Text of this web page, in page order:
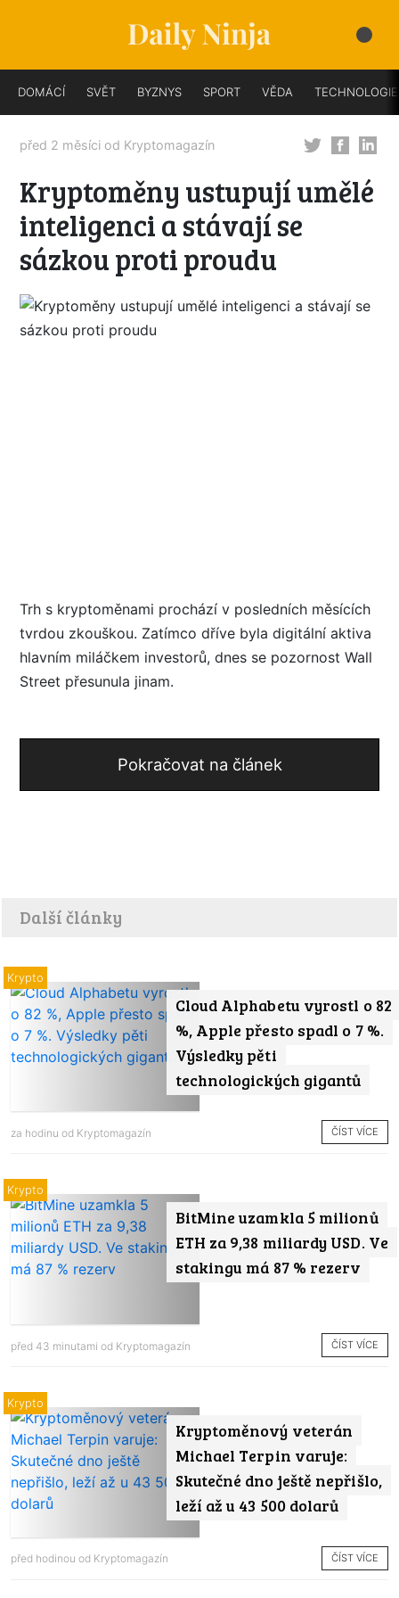
DOMÁCÍ SVĚT BYZNYS SPORT VĚDA TECHNOLOGIE
před 2 měsíci od Kryptomagazín
Kryptoměny ustupují umělé
inteligenci a stávají se
sázkou proti proudu
Trh s kryptoměnami prochází v posledních měsících
tvrdou zkouškou. Zatímco dříve byla digitální aktiva
hlavním miláčkem investorů, dnes se pozornost Wall
Street přesunula jinam.
Pokračovat na článek
Další články
Cloud Alphabetu vyrostl o 82
%, Apple přesto spadl o 7 %.
Výsledky pěti
technologických gigantů
Krypto
za hodinu od Kryptomagazín ČÍST VÍCE
BitMine uzamkla 5 milionů
ETH za 9,38 miliardy USD. Ve
stakingu má 87 % rezerv
Krypto
před 43 minutami od Kryptomagazín ČÍST VÍCE
Kryptoměnový veterán
Michael Terpin varuje:
Skutečné dno ještě nepřišlo,
leží až u 43 500 dolarů
Krypto
před hodinou od Kryptomagazín ČÍST VÍCE